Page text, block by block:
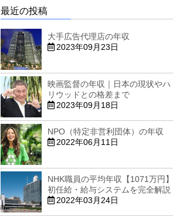
最近の投稿
大手広告代理店の年収
2023年09月23日
映画監督の年収｜日本の現状やハ
リウッドとの格差まで
2023年09月18日
NPO（特定非営利団体）の年収
2022年06月11日
NHK職員の平均年収【1071万円】
初任給・給与システムを完全解説
2022年03月24日